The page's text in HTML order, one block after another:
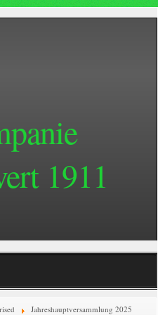
1911
Jahreshauptversammlung 2025